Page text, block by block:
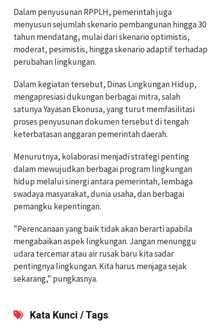
Dalam penyusunan RPPLH, pemerintah juga
menyusun sejumlah skenario pembangunan hingga 30
tahun mendatang, mulai dari skenario optimistis,
moderat, pesimistis, hingga skenario adaptif terhadap
perubahan lingkungan.
Dalam kegiatan tersebut, Dinas Lingkungan Hidup,
mengapresiasi dukungan berbagai mitra, salah
satunya Yayasan Ekonusa, yang turut memfasilitasi
proses penyusunan dokumen tersebut di tengah
keterbatasan anggaran pemerintah daerah.
Menurutnya, kolaborasi menjadi strategi penting
dalam mewujudkan berbagai program lingkungan
hidup melalui sinergi antara pemerintah, lembaga
swadaya masyarakat, dunia usaha, dan berbagai
pemangku kepentingan.
"Perencanaan yang baik tidak akan berarti apabila
mengabaikan aspek lingkungan. Jangan menunggu
udara tercemar atau air rusak baru kita sadar
pentingnya lingkungan. Kita harus menjaga sejak
sekarang," pungkasnya.
Kata Kunci / Tags